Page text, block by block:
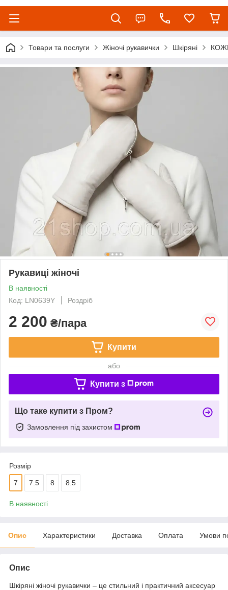
Товари та послуги Жіночі рукавички Шкіряні
Рукавиці жіночі
В наявності
Код: LN0639Y
Роздріб
2 200 ₴/пара
Купити
або
Купити з
Що таке купити з Пром?
Замовлення під захистом
Розмір
7 7.5 8 8.5
В наявності
Опис Характеристики Доставка Оплата Умови
Опис
Шкіряні жіночі рукавички – це стильний і практичний аксесуар